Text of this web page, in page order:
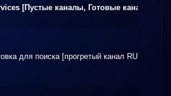
[Пустые каналы, Готовые каналы,
для поиска [прогретый канал RU]